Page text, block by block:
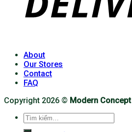
About
Our Stores
Contact
FAQ
Copyright 2026 © Modern Concept
Tìm